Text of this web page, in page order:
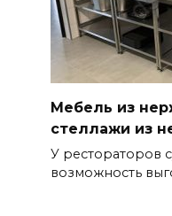
Мебель из
стеллажи из
У рестораторов
возможность